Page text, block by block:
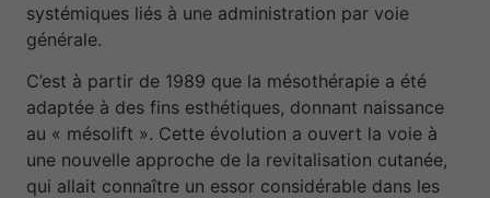
systémiques liés à une administration par voie
générale.
C’est à partir de 1989 que la mésothérapie a été
adaptée à des fins esthétiques, donnant naissance
au « mésolift ». Cette évolution a ouvert la voie à
une nouvelle approche de la revitalisation cutanée,
qui allait connaître un essor considérable dans les